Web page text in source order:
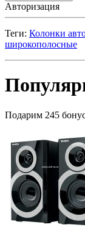
Авторизация
Теги: Колонки
широкополосные
Подарим 245